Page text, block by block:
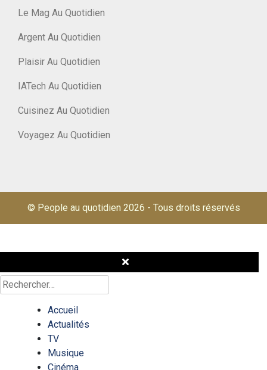
Le Mag Au Quotidien
Argent Au Quotidien
Plaisir Au Quotidien
IATech Au Quotidien
Cuisinez Au Quotidien
Voyagez Au Quotidien
© People au quotidien 2026 - Tous droits réservés
Rechercher :
Accueil
Actualités
TV
Musique
Cinéma